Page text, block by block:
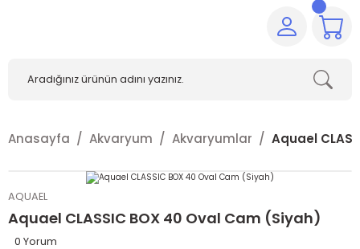
Anasayfa Akvaryum Akvaryumlar Aquael
AQUAEL
Aquael CLASSIC BOX 40 Oval Cam (Siyah)
0 Yorum